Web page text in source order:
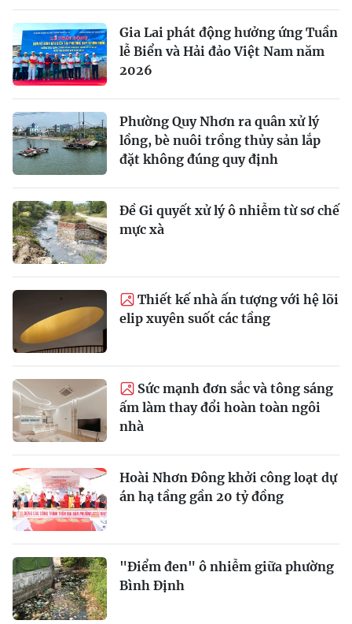
Gia Lai phát động hưởng ứng Tuần
lễ Biển và Hải đảo Việt Nam năm
2026
Phường Quy Nhơn ra quân xử lý
lồng, bè nuôi trồng thủy sản lắp
đặt không đúng quy định
Đề Gi quyết xử lý ô nhiễm từ sơ chế
mực xà
Thiết kế nhà ấn tượng với hệ lõi
elip xuyên suốt các tầng
Sức mạnh đơn sắc và tông sáng
ấm làm thay đổi hoàn toàn ngôi
nhà
Hoài Nhơn Đông khởi công loạt dự
án hạ tầng gần 20 tỷ đồng
"Điểm đen" ô nhiễm giữa phường
Bình Định